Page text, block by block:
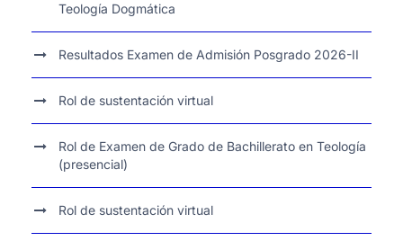
Teología Dogmática
Resultados Examen de Admisión Posgrado 2026-II
Rol de sustentación virtual
Rol de Examen de Grado de Bachillerato en Teología
(presencial)
Rol de sustentación virtual